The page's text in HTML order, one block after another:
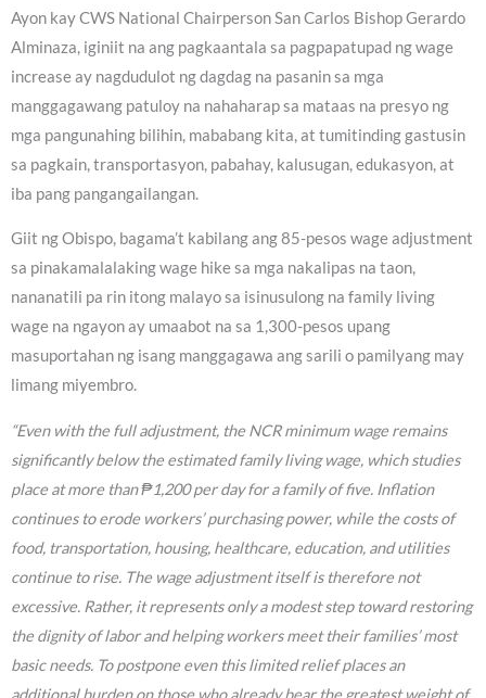
Ayon kay CWS National Chairperson San Carlos Bishop Gerardo
Alminaza, iginiit na ang pagkaantala sa pagpapatupad ng wage
increase ay nagdudulot ng dagdag na pasanin sa mga
manggagawang patuloy na nahaharap sa mataas na presyo ng
mga pangunahing bilihin, mababang kita, at tumitinding gastusin
sa pagkain, transportasyon, pabahay, kalusugan, edukasyon, at
iba pang pangangailangan.
Giit ng Obispo, bagama’t kabilang ang 85-pesos wage adjustment
sa pinakamalalaking wage hike sa mga nakalipas na taon,
nananatili pa rin itong malayo sa isinusulong na family living
wage na ngayon ay umaabot na sa 1,300-pesos upang
masuportahan ng isang manggagawa ang sarili o pamilyang may
limang miyembro.
“Even with the full adjustment, the NCR minimum wage remains
significantly below the estimated family living wage, which studies
place at more than ₱1,200 per day for a family of five. Inflation
continues to erode workers’ purchasing power, while the costs of
food, transportation, housing, healthcare, education, and utilities
continue to rise. The wage adjustment itself is therefore not
excessive. Rather, it represents only a modest step toward restoring
the dignity of labor and helping workers meet their families’ most
basic needs. To postpone even this limited relief places an
additional burden on those who already bear the greatest weight of